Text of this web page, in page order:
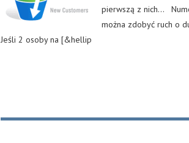
pierwszą z nich…
można zdobyć ruch o
Jeśli 2 osoby na [&hellip